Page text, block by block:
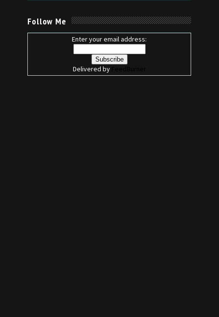
Follow Me
Enter your email address:
Delivered by